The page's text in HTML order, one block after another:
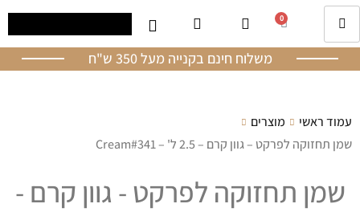
0
משלוח חינם בקנייה מעל 350 ש"ח
עמוד ראשי
מוצרים
שמן תחזוקה לפרקט – גוון קרם – 2.5 ל' – Cream#341
שמן תחזוקה לפרקט - גוון קרם -